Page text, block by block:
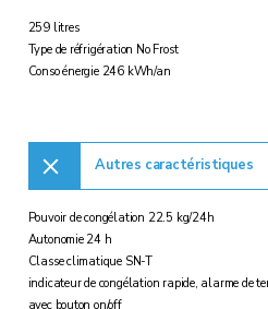
259 litres
Type de réfrigération No Frost
Conso énergie 246 kWh/an
Autres caractéristiques
Pouvoir de congélation 22.5 kg/24h
Autonomie 24 h
Classe climatique SN-T
indicateur de congélation rapide, alarme de
avec bouton on/off